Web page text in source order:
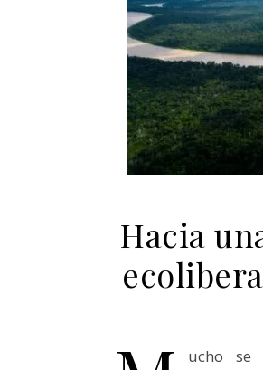
Hacia
ucho se